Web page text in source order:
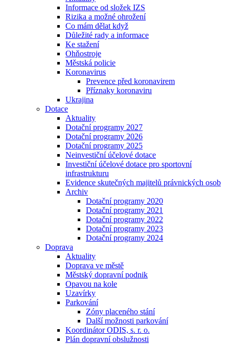
Informace od složek IZS
Rizika a možné ohrožení
Co mám dělat když
Důležité rady a informace
Ke stažení
Ohňostroje
Městská policie
Koronavirus
Prevence před koronavirem
Příznaky koronaviru
Ukrajina
Dotace
Aktuality
Dotační programy 2027
Dotační programy 2026
Dotační programy 2025
Neinvestiční účelové dotace
Investiční účelové dotace pro sportovní
infrastrukturu
Evidence skutečných majitelů právnických osob
Archiv
Dotační programy 2020
Dotační programy 2021
Dotační programy 2022
Dotační programy 2023
Dotační programy 2024
Doprava
Aktuality
Doprava ve městě
Městský dopravní podnik
Opavou na kole
Uzavírky
Parkování
Zóny placeného stání
Další možnosti parkování
Koordinátor ODIS, s. r. o.
Plán dopravní obslužnosti